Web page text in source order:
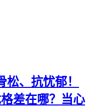
松、抗忧郁！
差在哪？当心